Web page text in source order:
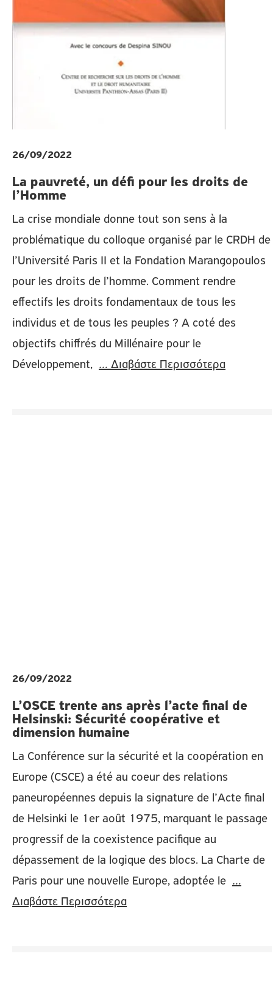
26/09/2022
La pauvreté, un défi pour les droits de
l’Homme
La crise mondiale donne tout son sens à la
problématique du colloque organisé par le CRDH de
l’Université Paris II et la Fondation Marangopoulos
pour les droits de l’homme. Comment rendre
effectifs les droits fondamentaux de tous les
individus et de tous les peuples ? A coté des
objectifs chiffrés du Millénaire pour le
Développement, … Διαβάστε Περισσότερα
26/09/2022
L’OSCE trente ans après l’acte final de
Helsinski: Sécurité coopérative et
dimension humaine
La Conférence sur la sécurité et la coopération en
Europe (CSCE) a été au coeur des relations
paneuropéennes depuis la signature de l’Acte final
de Helsinki le 1er août 1975, marquant le passage
progressif de la coexistence pacifique au
dépassement de la logique des blocs. La Charte de
Paris pour une nouvelle Europe, adoptée le …
Διαβάστε Περισσότερα